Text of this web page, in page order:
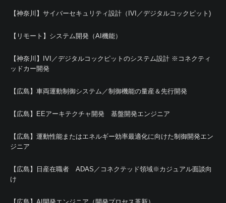
【神奈川】サイバーセキュリティ設計（IVI／デジタルコックピット)
【リモート】システム開発（AI機能）
【神奈川】IVI／デジタルコックピットのシステム設計 ※コネクティ
ッドカー開発
【広島】車両運動制御システム／制御機能の量産＆先行開発
【広島】EEアーキテクチャ開発 基盤開発エンジニア
【広島】運動性能またはエネルギー効率最適化に向けた制御開発エン
ジニア
【広島】日産在職者 ADAS／コネクテッド領域※カジュアル面談向
け